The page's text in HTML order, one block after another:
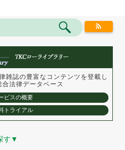
雑誌の豊富なコンテンツを登載し
合法律データベース
ビスの概要
トライアル
す ▼